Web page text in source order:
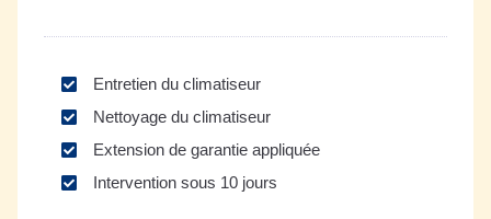
Entretien du climatiseur
Nettoyage du climatiseur
Extension de garantie appliquée
Intervention sous 10 jours